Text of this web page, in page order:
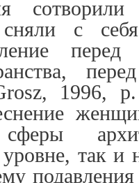
сотворили
с
, 1996,
так и